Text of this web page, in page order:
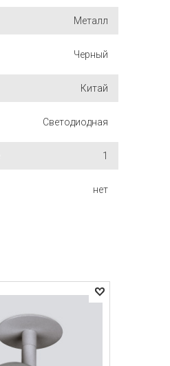
Металл
Черный
Китай
Светодиодная
1
нет